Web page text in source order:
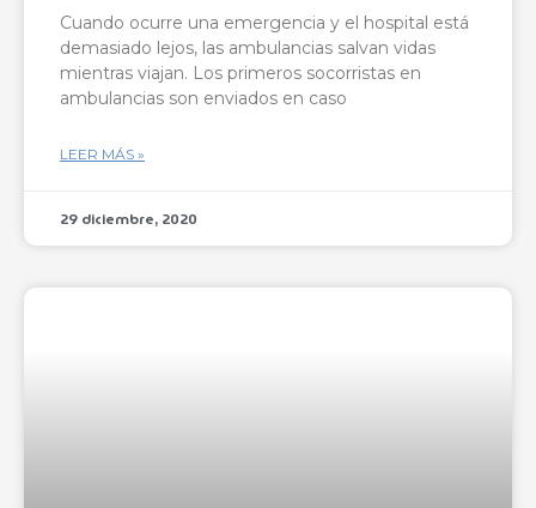
Cuando ocurre una emergencia y el hospital está
demasiado lejos, las ambulancias salvan vidas
mientras viajan. Los primeros socorristas en
ambulancias son enviados en caso
LEER MÁS »
29 diciembre, 2020